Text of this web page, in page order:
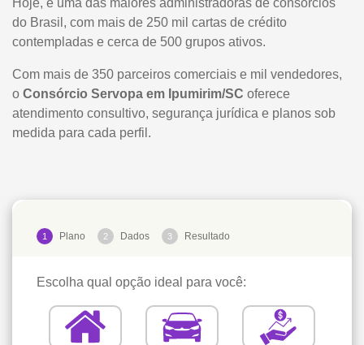
do Brasil, com mais de 250 mil cartas de crédito
contempladas e cerca de 500 grupos ativos.
Com mais de 350 parceiros comerciais e mil vendedores,
o Consórcio Servopa em Ipumirim/SC oferece
atendimento consultivo, segurança jurídica e planos sob
medida para cada perfil.
1 Plano 2 Dados 3 Resultado
Escolha qual opção ideal para você: